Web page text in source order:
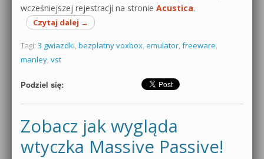
wcześniejszej rejestracji na stronie Acustica.
Czytaj dalej →
Tagi: 3 gwiazdki, bezpłatny voxbox, emulator, freeware,
manley, vst
Podziel się:
Zobacz jak wygląda
wtyczka Massive Passive!